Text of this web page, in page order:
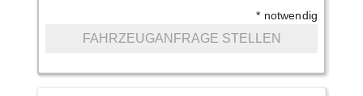
* notwendig
FAHRZEUGANFRAGE STELLEN